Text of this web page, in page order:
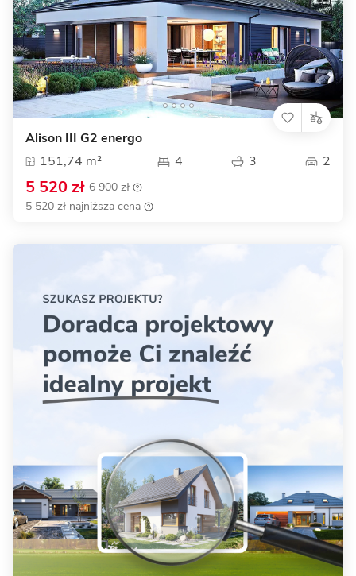
Alison III G2 energo
151,74 m²
4 3 2
5 520 zł 6 900 zł
5 520 zł najniższa cena